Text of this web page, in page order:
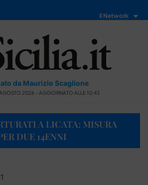
Il Network
da Maurizio Scaglione
2026 - AGGIORNATO ALLE 10:43
A LICATA: MISURA
DUE 14ENNI